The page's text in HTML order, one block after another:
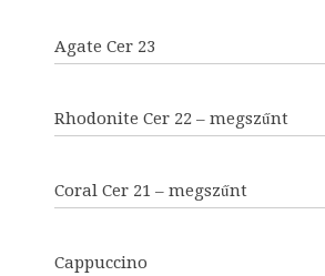
Agate Cer 23
Rhodonite Cer 22 – megszűnt
Coral Cer 21 – megszűnt
Cappuccino